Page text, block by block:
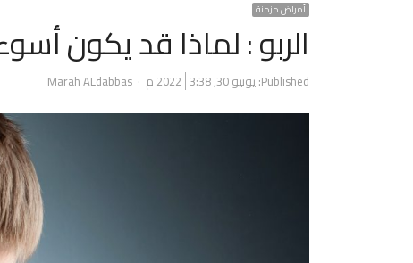
أمراض مزمنة
الربو : لماذا قد يكون
Published: يونيو 30, 2022 3:38 م Author
Marah ALdabbas